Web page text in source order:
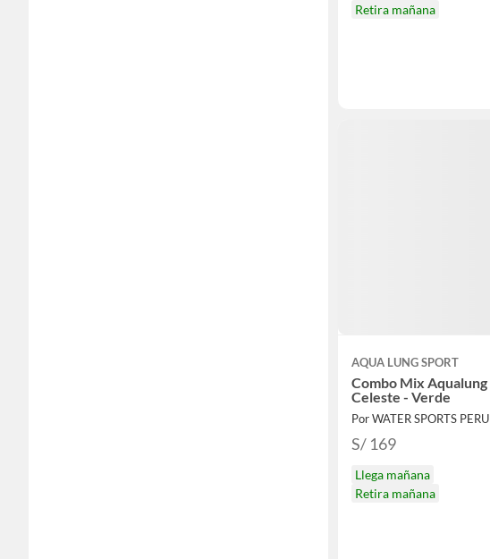
Retira mañana
AQUA LUNG SPORT
Combo Mix Aqualung
Celeste - Verde
Por WATER SPORTS PERU
S/ 169
Llega mañana
Retira mañana